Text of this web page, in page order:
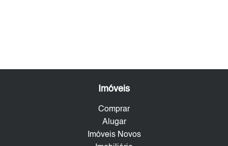
Imóveis
Comprar
Alugar
Imóveis Novos